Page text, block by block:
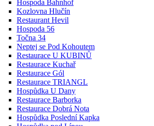
Hospoda Bahnhof
Kozlovna Hlučín
Restaurant Hevil
Hospoda 56
Točna 34
Neptej se Pod Kohoutem
Restaurace U KUBINŮ
Restaurace Kuchař
Restaurace Gól
Restaurace TRIANGL
Hospůdka U Dany
Restaurace Barborka
Restaurace Dobrá Nota
Hospůdka Poslední Kapka